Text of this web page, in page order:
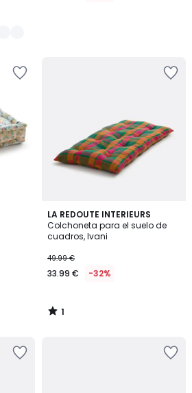
LA REDOUTE INTERIEURS
Colchoneta para el suelo de
cuadros, Ivani
49.99 €
33.99 € -32%
1
/
5
1
/